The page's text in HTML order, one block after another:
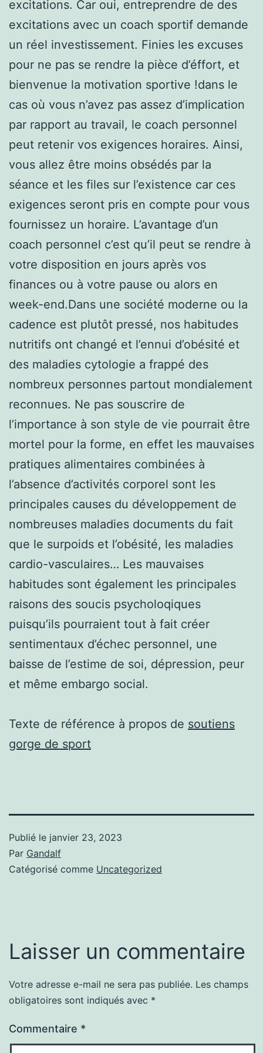
excitations. Car oui, entreprendre de des
excitations avec un coach sportif demande
un réel investissement. Finies les excuses
pour ne pas se rendre la pièce d’éffort, et
bienvenue la motivation sportive !dans le
cas où vous n’avez pas assez d’implication
par rapport au travail, le coach personnel
peut retenir vos exigences horaires. Ainsi,
vous allez être moins obsédés par la
séance et les files sur l’existence car ces
exigences seront pris en compte pour vous
fournissez un horaire. L’avantage d’un
coach personnel c’est qu’il peut se rendre à
votre disposition en jours après vos
finances ou à votre pause ou alors en
week-end.Dans une société moderne ou la
cadence est plutôt pressé, nos habitudes
nutritifs ont changé et l’ennui d’obésité et
des maladies cytologie a frappé des
nombreux personnes partout mondialement
reconnues. Ne pas souscrire de
l’importance à son style de vie pourrait être
mortel pour la forme, en effet les mauvaises
pratiques alimentaires combinées à
l’absence d’activités corporel sont les
principales causes du développement de
nombreuses maladies documents du fait
que le surpoids et l’obésité, les maladies
cardio-vasculaires… Les mauvaises
habitudes sont également les principales
raisons des soucis psycholoqiques
puisqu’ils pourraient tout à fait créer
sentimentaux d’échec personnel, une
baisse de l’estime de soi, dépression, peur
et même embargo social.
Texte de référence à propos de soutiens
gorge de sport
Publié le janvier 23, 2023
Par Gandalf
Catégorisé comme Uncategorized
Laisser un commentaire
Votre adresse e-mail ne sera pas publiée. Les champs
obligatoires sont indiqués avec *
Commentaire *